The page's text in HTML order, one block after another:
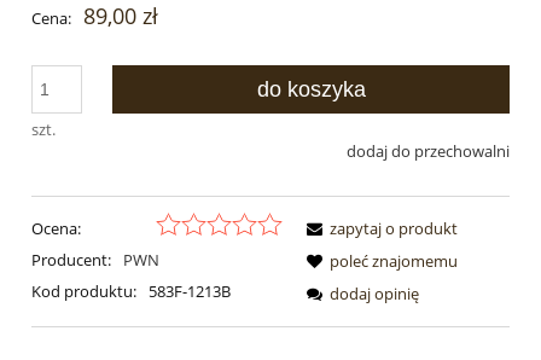
Cena: 89,00 zł
szt.
do koszyka
dodaj do przechowalni
Ocena:
Producent:
PWN
Kod produktu:
583F-1213B
zapytaj o produkt
poleć znajomemu
dodaj opinię